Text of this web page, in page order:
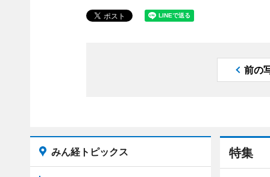
前の
特集
みん経トピックス